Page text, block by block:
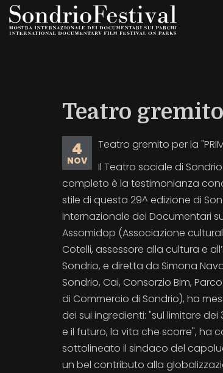
Salta
Teatro
4
NOV
Teatro gremito per la
Il Teatro sociale di
completo è la testimonianza
stile di questa 29^ edizione di
internazionale dei Documentari
Assomidop (Associazione
Cotelli, assessore alla cultura e
Sondrio, e diretta da Simona
Sondrio, Cai, Consorzio Bim,
di Commercio di Sondrio), ha
dei sui ingredienti: "sul limitare
e il futuro, la vita che scorre", ha
sottolineato il sindaco del
un bel contributo alla